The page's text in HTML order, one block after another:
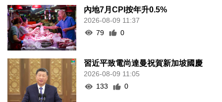
內地7月CPI按年升0.5%
2026-08-09 11:37
79
0
習近平致電尚達曼祝賀新加坡國慶
2026-08-09 11:05
133
0